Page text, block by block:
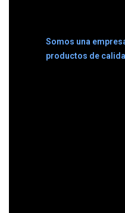
Somos una
productos de